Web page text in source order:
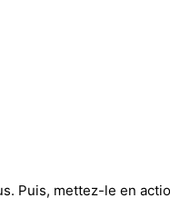
Puis, mettez-le en